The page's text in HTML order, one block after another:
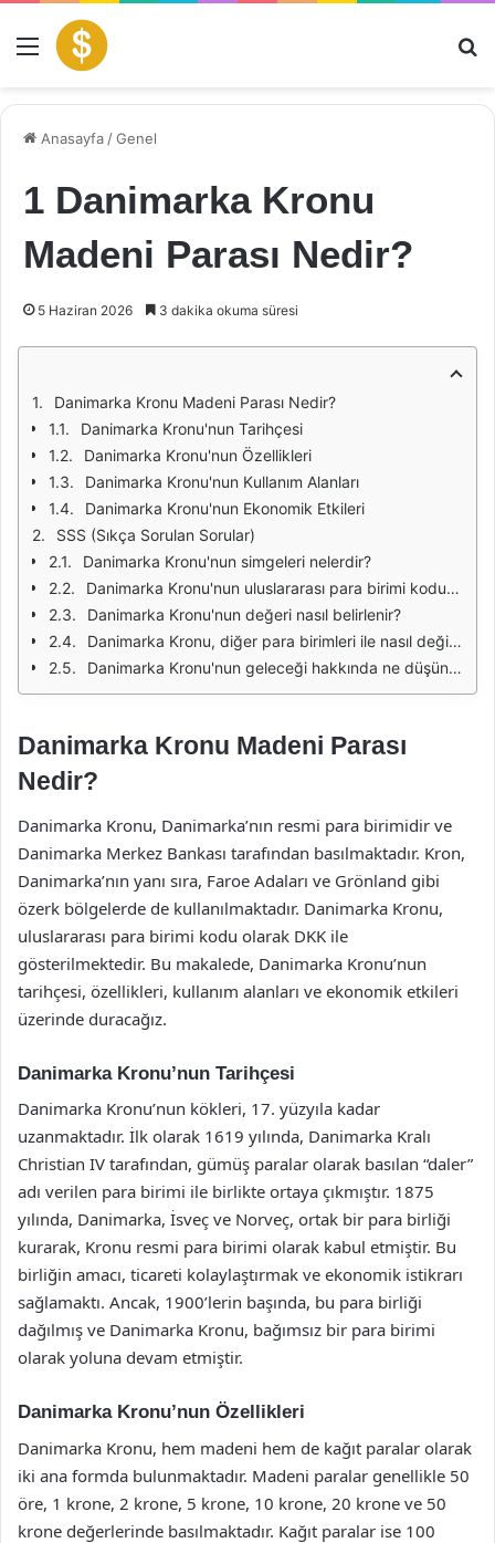
Menü
Anasayfa /Genel
1 Danimarka Kronu
Madeni Parası Nedir?
5 Haziran 2026 3 dakika okuma süresi
Danimarka Kronu Madeni Parası Nedir?
Danimarka Kronu'nun Tarihçesi
Danimarka Kronu'nun Özellikleri
Danimarka Kronu'nun Kullanım Alanları
Danimarka Kronu'nun Ekonomik Etkileri
SSS (Sıkça Sorulan Sorular)
Danimarka Kronu'nun simgeleri nelerdir?
Danimarka Kronu'nun uluslararası para birimi kodu nedir?
Danimarka Kronu'nun değeri nasıl belirlenir?
Danimarka Kronu, diğer para birimleri ile nasıl değiştirilir?
Danimarka Kronu'nun geleceği hakkında ne düşünülüyor?
Danimarka Kronu Madeni Parası
Nedir?
Danimarka Kronu, Danimarka’nın resmi para birimidir ve
Danimarka Merkez Bankası tarafından basılmaktadır. Kron,
Danimarka’nın yanı sıra, Faroe Adaları ve Grönland gibi
özerk bölgelerde de kullanılmaktadır. Danimarka Kronu,
uluslararası para birimi kodu olarak DKK ile
gösterilmektedir. Bu makalede, Danimarka Kronu’nun
tarihçesi, özellikleri, kullanım alanları ve ekonomik etkileri
üzerinde duracağız.
Danimarka Kronu’nun Tarihçesi
Danimarka Kronu’nun kökleri, 17. yüzyıla kadar
uzanmaktadır. İlk olarak 1619 yılında, Danimarka Kralı
Christian IV tarafından, gümüş paralar olarak basılan “daler”
adı verilen para birimi ile birlikte ortaya çıkmıştır. 1875
yılında, Danimarka, İsveç ve Norveç, ortak bir para birliği
kurarak, Kronu resmi para birimi olarak kabul etmiştir. Bu
birliğin amacı, ticareti kolaylaştırmak ve ekonomik istikrarı
sağlamaktı. Ancak, 1900’lerin başında, bu para birliği
dağılmış ve Danimarka Kronu, bağımsız bir para birimi
olarak yoluna devam etmiştir.
Danimarka Kronu’nun Özellikleri
Danimarka Kronu, hem madeni hem de kağıt paralar olarak
iki ana formda bulunmaktadır. Madeni paralar genellikle 50
öre, 1 krone, 2 krone, 5 krone, 10 krone, 20 krone ve 50
krone değerlerinde basılmaktadır. Kağıt paralar ise 100